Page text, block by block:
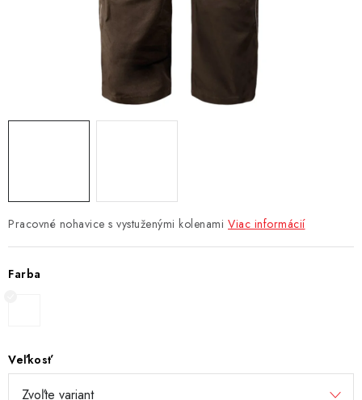
Obchodné podmienky
Zásady ochrany osobných údajov
Pravidlá a nastavenia cookies
Moja objednávka
Pracovné nohavice s vystuženými kolenami Viac informácií
Farba
Veľkosť